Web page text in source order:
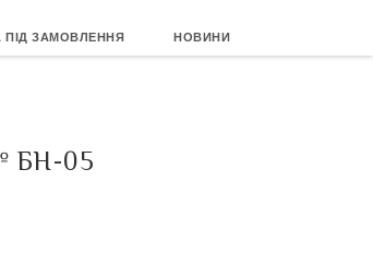
ПІД ЗАМОВЛЕННЯ НОВИНИ
БН-05